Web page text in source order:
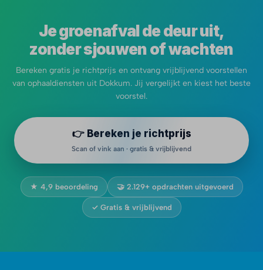
Je groenafval de deur uit,
zonder sjouwen of wachten
Bereken gratis je richtprijs en ontvang vrijblijvend voorstellen
van ophaaldiensten uit Dokkum. Jij vergelijkt en kiest het beste
voorstel.
👉 Bereken je richtprijs
Scan of vink aan · gratis & vrijblijvend
★ 4,9 beoordeling 🤝 2.129+ opdrachten uitgevoerd
✓ Gratis & vrijblijvend